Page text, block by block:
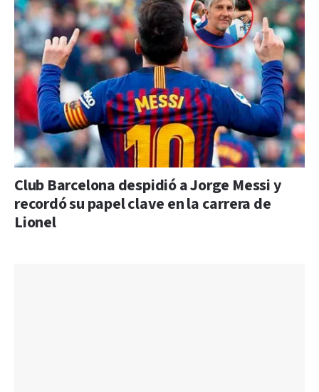
Club Barcelona despidió a Jorge Messi y
recordó su papel clave en la carrera de
Lionel